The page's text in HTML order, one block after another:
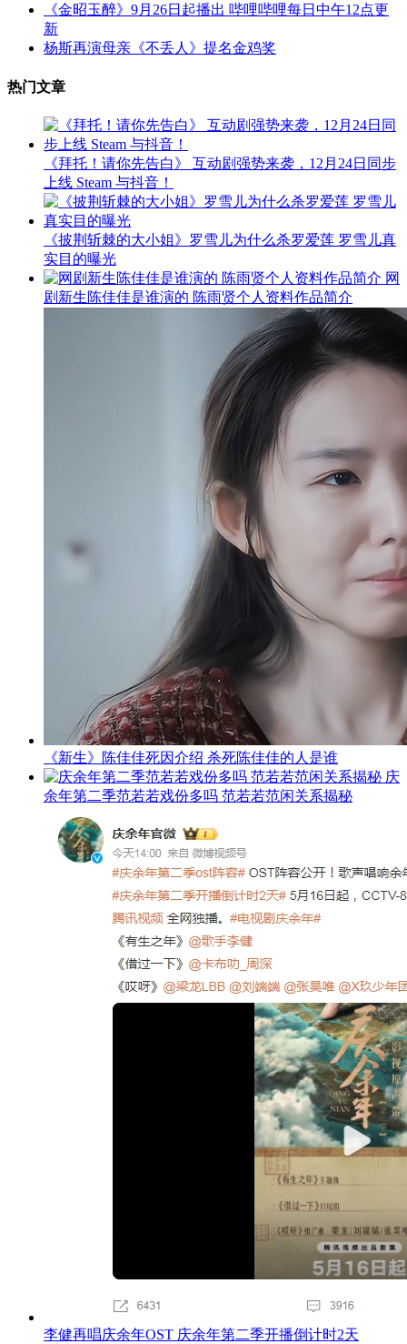
《金昭玉醉》9月26日起播出 哔哩哔哩每日中午12点更
新
杨斯再演母亲《不丢人》提名金鸡奖
热门文章
《拜托！请你先告白》 互动剧强势来袭，12月24日同步
上线 Steam 与抖音！
《披荆斩棘的大小姐》罗雪儿为什么杀罗爱莲 罗雪儿真
实目的曝光
网
剧新生陈佳佳是谁演的 陈雨贤个人资料作品简介
《新生》陈佳佳死因介绍 杀死陈佳佳的人是谁
庆
余年第二季范若若戏份多吗 范若若范闲关系揭秘
李健再唱庆余年OST 庆余年第二季开播倒计时2天